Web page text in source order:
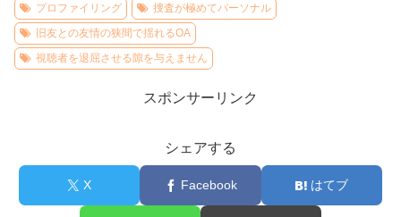
プロファイリング
捜査が極めてパーソナル
旧友との友情の狭間で揺れるOA
視聴者を退屈させる隙を与えません
スポンサーリンク
シェアする
X Facebook はてブ